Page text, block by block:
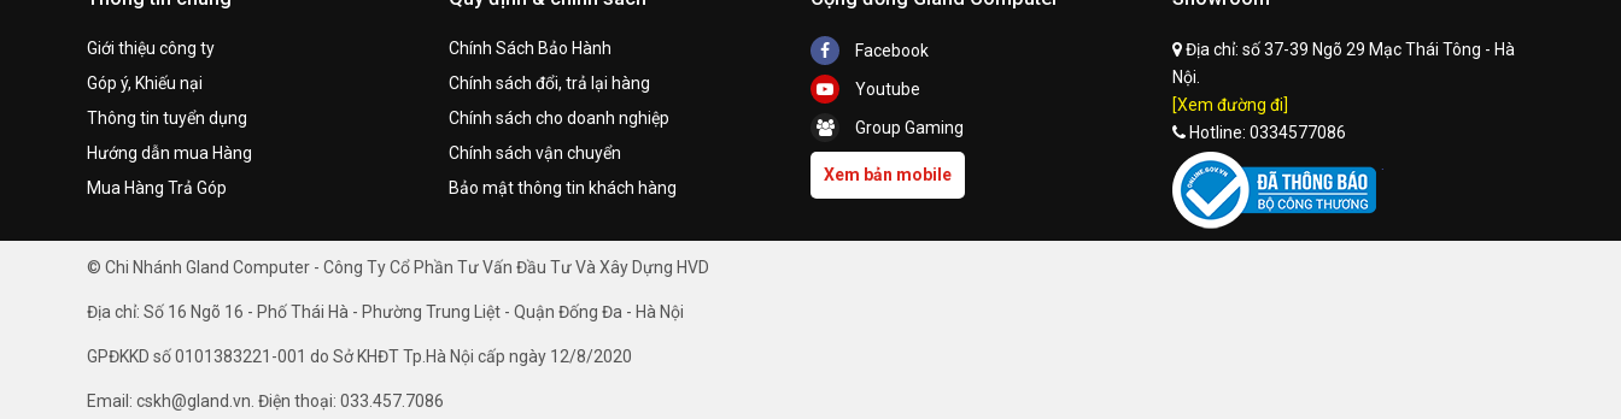
Giới thiệu công ty
Góp ý, Khiếu nại
Thông tin tuyển dụng
Hướng dẫn mua Hàng
Mua Hàng Trả Góp
Chính Sách Bảo Hành
Chính sách đổi, trả lại hàng
Chính sách cho doanh nghiệp
Chính sách vận chuyển
Bảo mật thông tin khách hàng
Facebook
Youtube
Group Gaming
Xem bản mobile
Địa chỉ: số 37-39 Ngõ 29 Mạc Thái Tông - Hà
Nội.
[Xem đường đi]
Hotline: 0334577086
© Chi Nhánh Gland Computer - Công Ty Cổ Phần Tư Vấn Đầu Tư Và Xây Dựng HVD
Địa chỉ: Số 16 Ngõ 16 - Phố Thái Hà - Phường Trung Liệt - Quận Đống Đa - Hà Nội
GPĐKKD số 0101383221-001 do Sở KHĐT Tp.Hà Nội cấp ngày 12/8/2020
Email: cskh@gland.vn. Điện thoại: 033.457.7086